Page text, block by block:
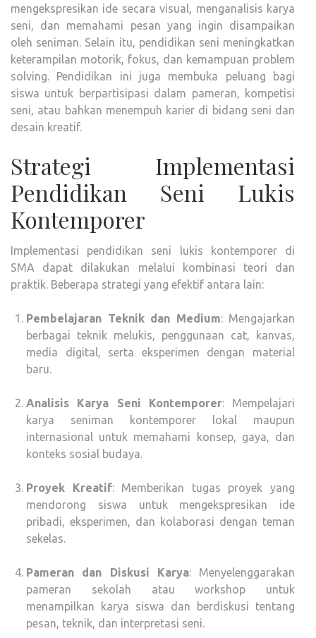
mengekspresikan ide secara visual, menganalisis karya
seni, dan memahami pesan yang ingin disampaikan
oleh seniman. Selain itu, pendidikan seni meningkatkan
keterampilan motorik, fokus, dan kemampuan problem
solving. Pendidikan ini juga membuka peluang bagi
siswa untuk berpartisipasi dalam pameran, kompetisi
seni, atau bahkan menempuh karier di bidang seni dan
desain kreatif.
Strategi Implementasi
Pendidikan Seni Lukis
Kontemporer
Implementasi pendidikan seni lukis kontemporer di
SMA dapat dilakukan melalui kombinasi teori dan
praktik. Beberapa strategi yang efektif antara lain:
Pembelajaran Teknik dan Medium: Mengajarkan
berbagai teknik melukis, penggunaan cat, kanvas,
media digital, serta eksperimen dengan material
baru.
Analisis Karya Seni Kontemporer: Mempelajari
karya seniman kontemporer lokal maupun
internasional untuk memahami konsep, gaya, dan
konteks sosial budaya.
Proyek Kreatif: Memberikan tugas proyek yang
mendorong siswa untuk mengekspresikan ide
pribadi, eksperimen, dan kolaborasi dengan teman
sekelas.
Pameran dan Diskusi Karya: Menyelenggarakan
pameran sekolah atau workshop untuk
menampilkan karya siswa dan berdiskusi tentang
pesan, teknik, dan interpretasi seni.